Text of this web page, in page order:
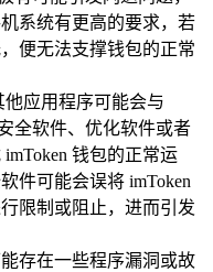
系统有更高的要求，若
便无法支撑钱包的正常
应用程序可能会与
全软件、优化软件或者
钱包的正常运
件可能会误将 imToken
限制或阻止，进而引发
存在一些程序漏洞或故